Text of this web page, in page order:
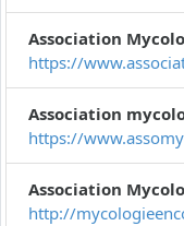
Association
https://
Association
https://
Association
http://